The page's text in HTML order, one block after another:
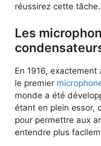
réussirez cette tâche.
Les
En 1916,
le premier
monde a été
étant en plein essor,
pour permettre aux
entendre plus